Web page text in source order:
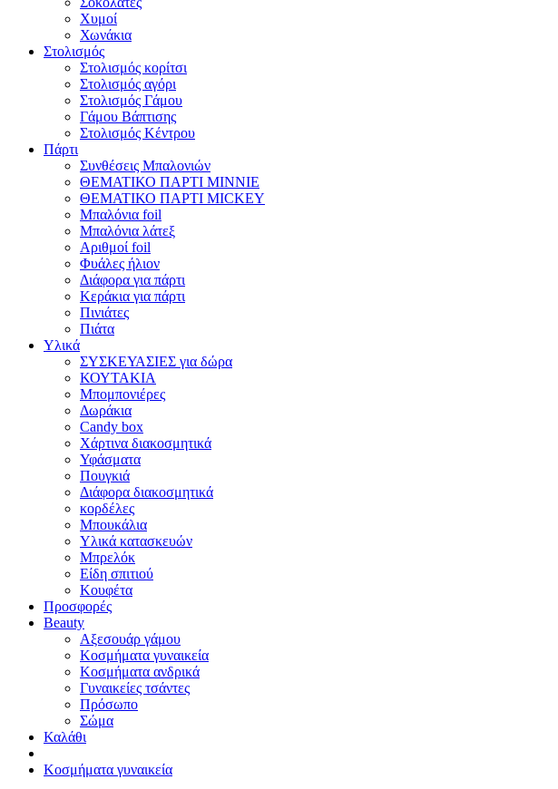
Χυμοί
Χωνάκια
Στολισμός
Στολισμός κορίτσι
Στολισμός αγόρι
Στολισμός Γάμου
Γάμου Βάπτισης
Στολισμός Κέντρου
Πάρτι
Συνθέσεις Μπαλονιών
ΘΕΜΑΤΙΚΟ ΠΑΡΤΙ ΜΙΝΝΙΕ
ΘΕΜΑΤΙΚΟ ΠΑΡΤΙ MICKEY
Μπαλόνια foil
Μπαλόνια λάτεξ
Αριθμοί foil
Φυάλες ήλιον
Διάφορα για πάρτι
Κεράκια για πάρτι
Πινιάτες
Πιάτα
Υλικά
ΣΥΣΚΕΥΑΣΙΕΣ για δώρα
ΚΟΥΤΑΚΙΑ
Μπομπονιέρες
Δωράκια
Candy box
Χάρτινα διακοσμητικά
Υφάσματα
Πουγκιά
Διάφορα διακοσμητικά
κορδέλες
Μπουκάλια
Υλικά κατασκευών
Μπρελόκ
Είδη σπιτιού
Κουφέτα
Προσφορές
Beauty
Αξεσουάρ γάμου
Κοσμήματα γυναικεία
Κοσμήματα ανδρικά
Γυναικείες τσάντες
Πρόσωπο
Σώμα
Καλάθι
Κοσμήματα γυναικεία